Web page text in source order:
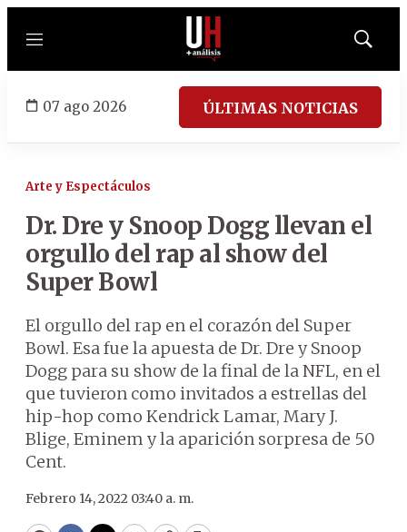
Menú
Mostrar
07 ago 2026 ÚLTIMAS NOTICIAS
Arte y Espectáculos
Dr. Dre y Snoop Dogg llevan el
orgullo del rap al show del
Super Bowl
El orgullo del rap en el corazón del Super
Bowl. Esa fue la apuesta de Dr. Dre y Snoop
Dogg para su show de la final de la NFL, en el
que tuvieron como invitados a estrellas del
hip-hop como Kendrick Lamar, Mary J.
Blige, Eminem y la aparición sorpresa de 50
Cent.
Febrero 14, 2022 03:40 a. m.